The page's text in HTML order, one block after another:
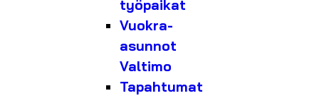
työpaikat
Vuokra-
asunnot
Valtimo
Tapahtumat